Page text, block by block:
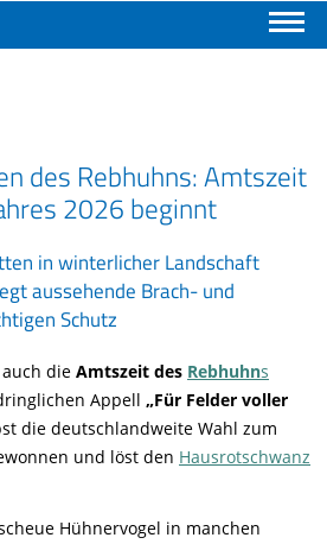
des Rebhuhns: Amtszeit
2026 beginnt
in winterlicher Landschaft
aussehende Brach- und
Schutz
die Amtszeit des Rebhuhns
Appell „Für Felder voller
die deutschlandweite Wahl zum
und löst den Hausrotschwanz
Hühnervogel in manchen